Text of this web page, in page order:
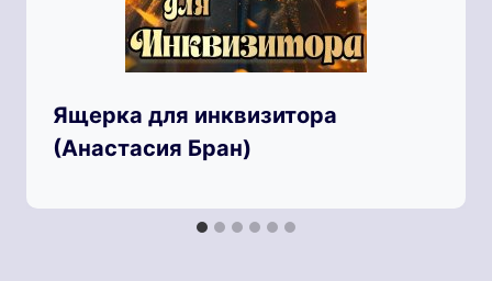
Ящерка для инквизитора
(Анастaсия Бран)